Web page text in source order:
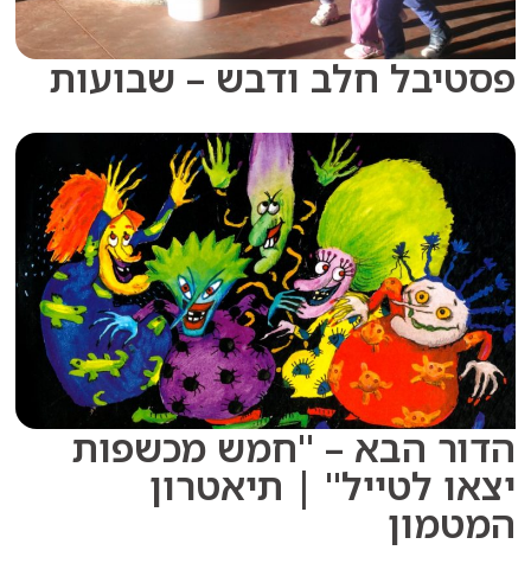
חלב ודבש – שבועות
הבא – "חמש מכשפות
לטייל" | תיאטרון